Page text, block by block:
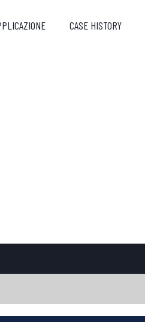
CASE HISTORY